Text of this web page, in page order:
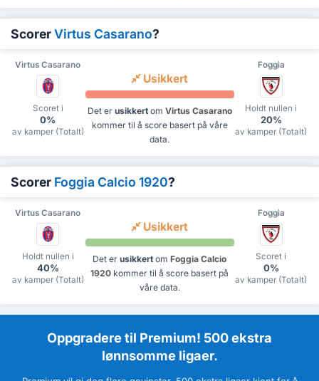
ScorerVirtus Casarano?
Virtus Casarano Foggia
Scoret i
0%
av kamper (Totalt)
Usikkert
Det er usikkertom Virtus Casarano
kommer til å score basert på våre
data.
Holdt nullen i
20%
av kamper (Totalt)
Scorer Foggia Calcio 1920?
Virtus Casarano Foggia
Holdt nullen i
40%
av kamper (Totalt)
Usikkert
Det er usikkert om Foggia Calcio
1920 kommer til å score basert på
våre data.
Scoret i
0%
av kamper (Totalt)
Oppgradere til Premium! 500 ekstra
lønnsomme ligaer.